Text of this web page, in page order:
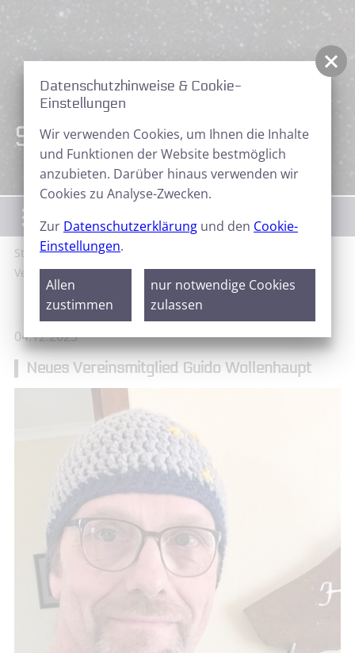
Sternfreunde Aktuell
Menü
Start News Sternfreunde Aktuell
Vereinsmitglied Guido Wollenhaupt
04.12.2023
Neues Vereinsmitglied Guido Wollenhaupt
Datenschutzhinweise & Cookie-
Einstellungen
Wir verwenden Cookies, um Ihnen die Inhalte
und Funktionen der Website bestmöglich
anzubieten. Darüber hinaus verwenden wir
Cookies zu Analyse-Zwecken.
Zur Datenschutzerklärung und den Cookie-
Einstellungen.
Allen
zustimmen
nur notwendige Cookies
zulassen